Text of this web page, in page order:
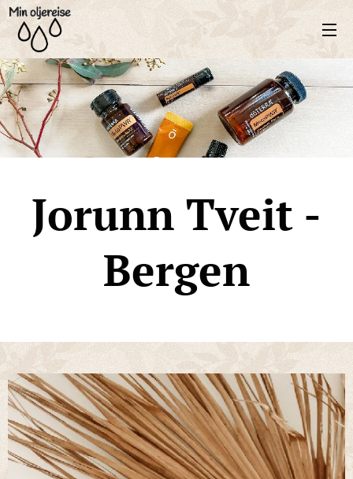
Jorunn Tveit -
Bergen